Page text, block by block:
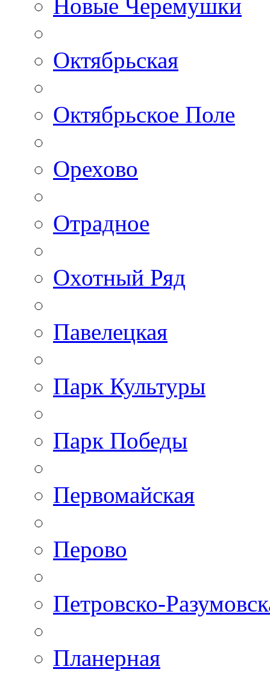
Новые Черемушки
Октябрьская
Октябрьское Поле
Орехово
Отрадное
Охотный Ряд
Павелецкая
Парк Культуры
Парк Победы
Первомайская
Перово
Петровско-
Планерная